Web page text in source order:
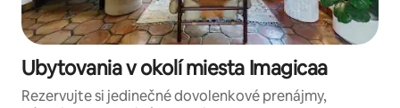
Ubytovania v okolí miesta Imagicaa
Rezervujte si jedinečné dovolenkové prenájmy,